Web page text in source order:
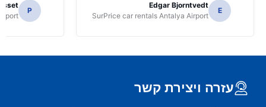
E
Edgar Bjorntvedt
SurPrice car rentals Antalya Airport
P
עזרה ויצירת קשר